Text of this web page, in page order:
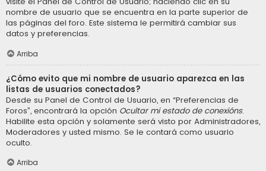
nombre de usuario que se encuentra en la parte superior de
las páginas del foro. Este sistema le permitirá cambiar sus
datos y preferencias.
Arriba
¿Cómo evito que mi nombre de usuario aparezca en las
listas de usuarios conectados?
Desde su Panel de Control de Usuario, en “Preferencias de
Foros”, encontrará la opción Ocultar mi estado de conexións.
Habilite esta opción y solamente será visto por Administradores,
Moderadores y usted mismo. Se le contará como usuario
oculto.
Arriba